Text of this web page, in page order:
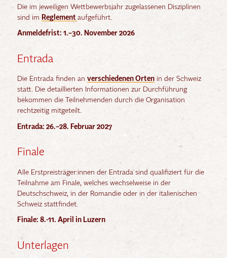
Die im jeweiligen Wettbewerbsjahr zugelassenen Disziplinen
sind im Reglement aufgeführt.
Anmeldefrist: 1.–30. November 2026
Entrada
Die Entrada finden an verschiedenen Ortenin der Schweiz
statt. Die detaillierten Informationen zur Durchführung
bekommen die Teilnehmenden durch die Organisation
rechtzeitig mitgeteilt.
Entrada: 26.–28. Februar 2027
Finale
Alle Erstpreisträger:innen der Entrada sind qualifiziert für die
Teilnahme am Finale, welches wechselweise in der
Deutschschweiz, in der Romandie oder in der italienischen
Schweiz stattfindet.
Finale: 8.-11. April in Luzern
Unterlagen